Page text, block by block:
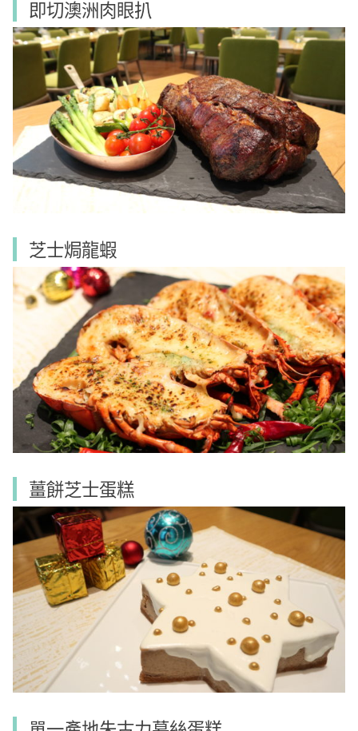
即切澳洲肉眼扒
芝士焗龍蝦
薑餅芝士蛋糕